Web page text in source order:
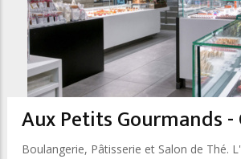
Aux Petits Gourmands
Boulangerie, Pâtisserie et Salon de Thé.